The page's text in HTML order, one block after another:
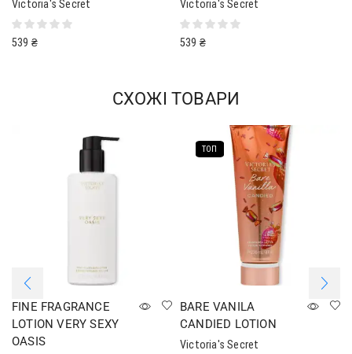
Victoria's Secret
539 ₴
Victoria's Secret
539 ₴
СХОЖІ ТОВАРИ
FINE FRAGRANCE
LOTION VERY SEXY
OASIS
ТОП
BARE VANILA
CANDIED LOTION
Victoria's Secret